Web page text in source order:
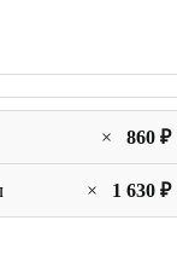
× 860 ₽
× 1 630 ₽